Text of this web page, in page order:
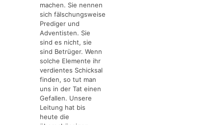
machen. Sie nennen
sich fälschungsweise
Prediger und
Adventisten. Sie
sind es nicht, sie
sind Betrüger. Wenn
solche Elemente ihr
verdientes Schicksal
finden, so tut man
uns in der Tat einen
Gefallen. Unsere
Leitung hat bis
heute die